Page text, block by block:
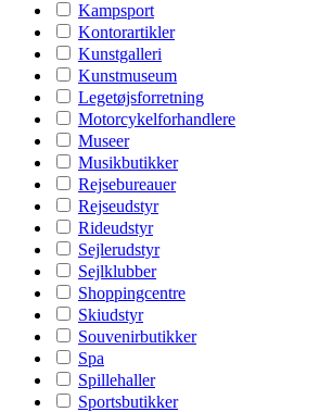
Kampsport
Kontorartikler
Kunstgalleri
Kunstmuseum
Legetøjsforretning
Motorcykelforhandlere
Museer
Musikbutikker
Rejsebureauer
Rejseudstyr
Rideudstyr
Sejlerudstyr
Sejlklubber
Shoppingcentre
Skiudstyr
Souvenirbutikker
Spa
Spillehaller
Sportsbutikker